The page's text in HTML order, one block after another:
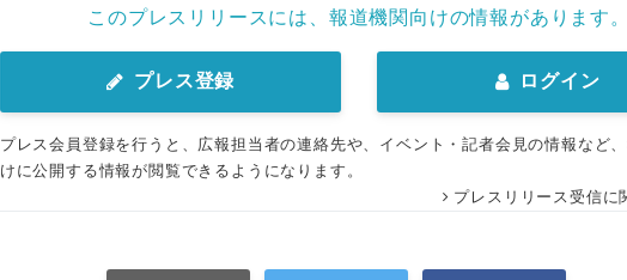
このプレスリリースには、報道機関向けの情報があります。
プレス登録 ログイン
プレス会員登録を行うと、広報担当者の連絡先や、イベント・記者会見の情報など
けに公開する情報が閲覧できるようになります。
プレスリリース受信に